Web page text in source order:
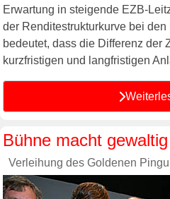
Erwartung in steigende EZB-
der Renditestrukturkurve bei
bedeutet, dass die Differenz der
kurzfristigen und langfristigen
Bühne macht
Verleihung des Goldenen